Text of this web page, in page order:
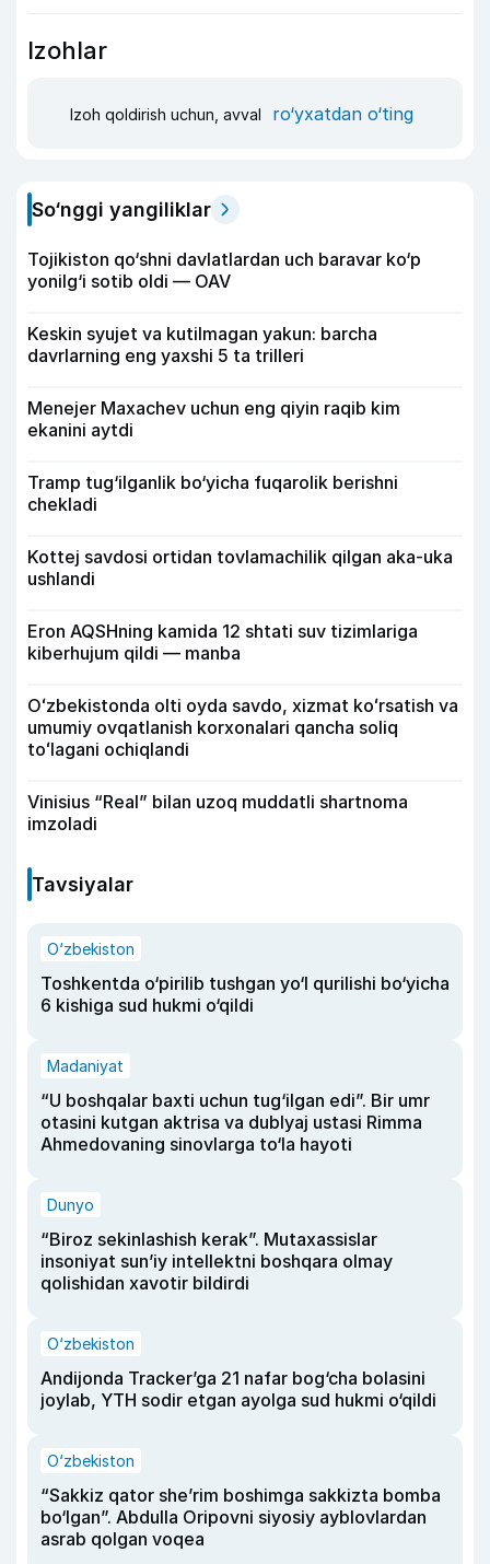
Izohlar
Izoh qoldirish uchun, avval ro‘yxatdan o‘ting
So‘nggi yangiliklar
Tojikiston qo‘shni davlatlardan uch baravar ko‘p
yonilg‘i sotib oldi — OAV
Keskin syujet va kutilmagan yakun: barcha
davrlarning eng yaxshi 5 ta trilleri
Menejer Maxachev uchun eng qiyin raqib kim
ekanini aytdi
Tramp tug‘ilganlik bo‘yicha fuqarolik berishni
chekladi
Kottej savdosi ortidan tovlamachilik qilgan aka-uka
ushlandi
Eron AQSHning kamida 12 shtati suv tizimlariga
kiberhujum qildi — manba
Oʻzbekistonda olti oyda savdo, xizmat koʻrsatish va
umumiy ovqatlanish korxonalari qancha soliq
toʻlagani ochiqlandi
Vinisius “Real” bilan uzoq muddatli shartnoma
imzoladi
Tavsiyalar
O‘zbekiston
Toshkentda o‘pirilib tushgan yo‘l qurilishi bo‘yicha
6 kishiga sud hukmi o‘qildi
Madaniyat
“U boshqalar baxti uchun tug‘ilgan edi”. Bir umr
otasini kutgan aktrisa va dublyaj ustasi Rimma
Ahmedovaning sinovlarga to‘la hayoti
Dunyo
“Biroz sekinlashish kerak”. Mutaxassislar
insoniyat sun’iy intellektni boshqara olmay
qolishidan xavotir bildirdi
O‘zbekiston
Andijonda Tracker’ga 21 nafar bog‘cha bolasini
joylab, YTH sodir etgan ayolga sud hukmi o‘qildi
O‘zbekiston
“Sakkiz qator she’rim boshimga sakkizta bomba
bo‘lgan”. Abdulla Oripovni siyosiy ayblovlardan
asrab qolgan voqea